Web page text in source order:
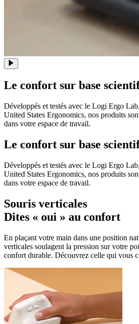
Le confort sur base
Développés et testés avec le Logi Ergo
United States Ergonomics, nos produits
dans votre espace de travail.
Le confort sur base
Développés et testés avec le Logi Ergo
United States Ergonomics, nos produits
dans votre espace de travail.
Souris verticales
Dites « oui » au confort
En plaçant votre main dans une position
verticales soulagent la pression sur votre
confort durable. Découvrez celle qui vous